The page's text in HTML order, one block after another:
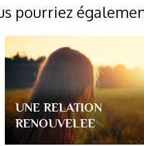
pourriez
UNE RELATION
RENOUVELEE